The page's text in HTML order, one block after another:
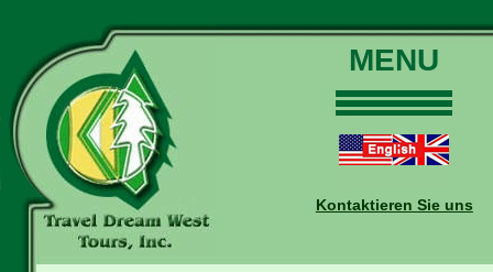
MENU
Touren
Daten und Preise
Buchungen
Kontaktieren Sie uns